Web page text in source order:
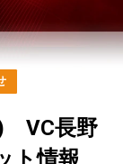
) VC長野
ト情報